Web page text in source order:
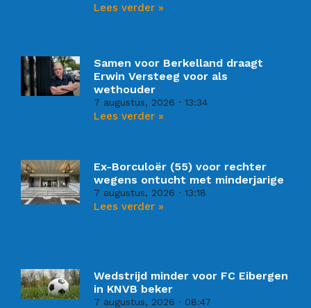
Lees verder »
Samen voor Berkelland draagt
Erwin Versteeg voor als
wethouder
7 augustus, 2026 13:34
Lees verder »
Ex-Borculoër (55) voor rechter
wegens ontucht met minderjarige
7 augustus, 2026 13:18
Lees verder »
Wedstrijd minder voor FC Eibergen
in KNVB beker
7 augustus, 2026 08:47